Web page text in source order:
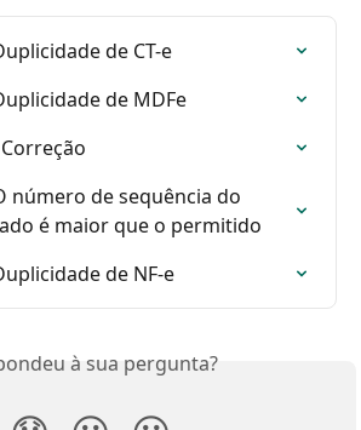
de CT-e
de MDFe
número de sequência do
é maior que o permitido
de NF-e
à sua pergunta?